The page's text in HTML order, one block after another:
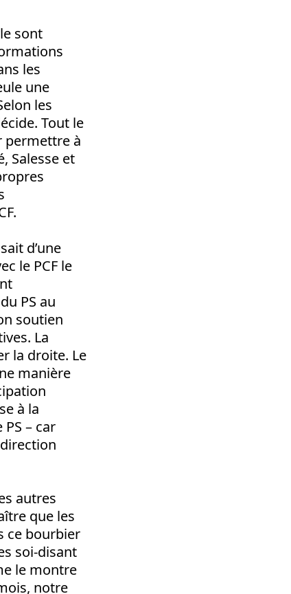
sont
les
une
les
Tout le
permettre à
Salesse et
d’une
le PCF le
PS au
soutien
La
la droite. Le
manière
à la
– car
autres
que les
ce bourbier
soi-disant
le montre
notre